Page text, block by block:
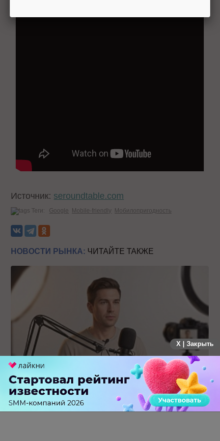
Источник: seroundtable.com
Теги: Google Mobile-friendly Мобилопригодность
НОВОСТИ РЫНКА: ЧИТАЙТЕ ТАКЖЕ
Российский рынок инфлюенс-маркетинга вошел в фазу
стагнации после нескольких лет роста
X | Закрыть